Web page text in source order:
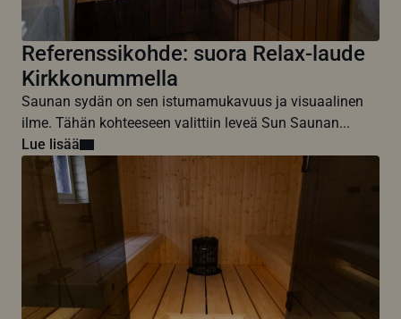
Referenssikohde: suora Relax-laude
Kirkkonummella
Saunan sydän on sen istumamukavuus ja visuaalinen
ilme. Tähän kohteeseen valittiin leveä Sun Saunan...
Lue lisää